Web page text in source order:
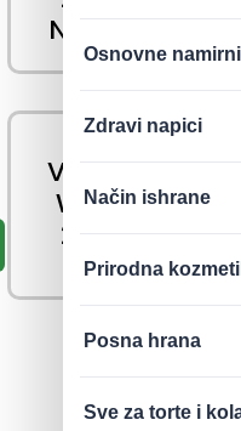
Osnovne
Zdravi napici
Način ishrane
Prirodna
Posna hrana
Sve za torte i
Nutrifit
Viofast
White
200g
299RSD